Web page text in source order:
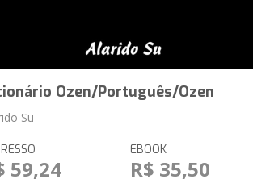
Ozen/Português/Ozen
Su
59,24
EBOOK
R$ 35,50